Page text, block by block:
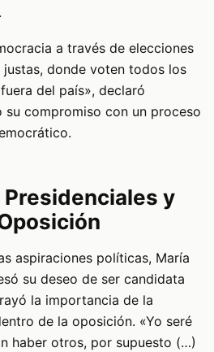
a través de elecciones
donde voten todos los
del país», declaró
su compromiso con un proceso
y
aspiraciones políticas, María
su deseo de ser candidata
la importancia de la
de la oposición. «Yo seré
haber otros, por supuesto (…)